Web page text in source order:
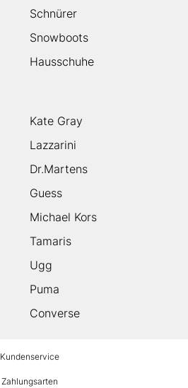
Schnürer
Snowboots
Hausschuhe
Kate Gray
Lazzarini
Dr.Martens
Guess
Michael Kors
Tamaris
Ugg
Puma
Converse
Kundenservice
Zahlungsarten